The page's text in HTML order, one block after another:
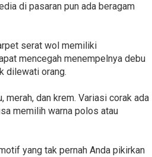
di pasaran pun ada beragam
serat wol memiliki
mencegah menempelnya debu
dilewati orang.
dan krem. Variasi corak ada
memilih warna polos atau
yang tak pernah Anda pikirkan